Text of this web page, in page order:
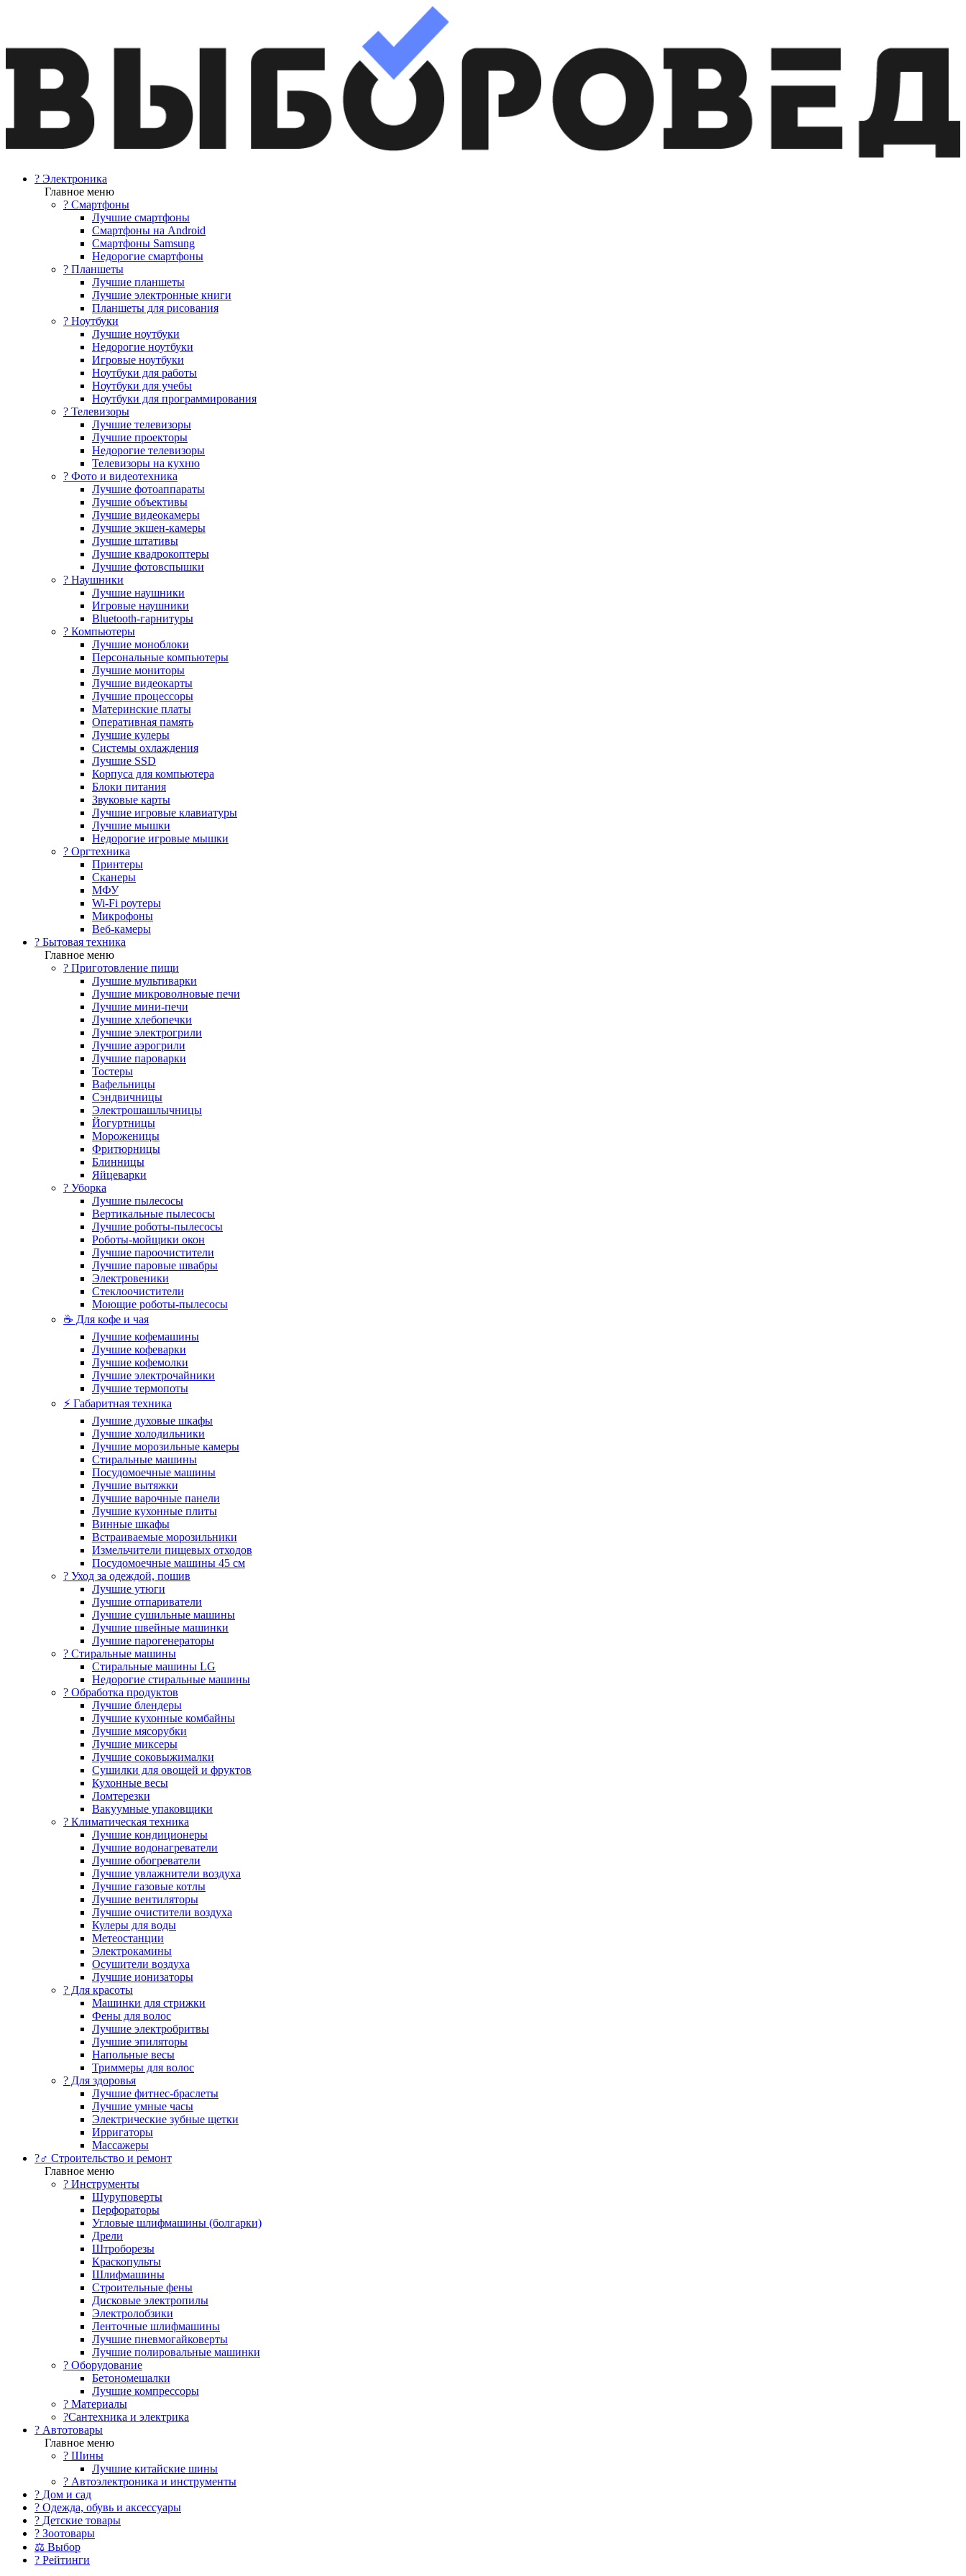
? Электроника
Главное меню
? Смартфоны
Лучшие смартфоны
Смартфоны на Android
Смартфоны Samsung
Недорогие смартфоны
? Планшеты
Лучшие планшеты
Лучшие электронные книги
Планшеты для рисования
? Ноутбуки
Лучшие ноутбуки
Недорогие ноутбуки
Игровые ноутбуки
Ноутбуки для работы
Ноутбуки для учебы
Ноутбуки для программирования
? Телевизоры
Лучшие телевизоры
Лучшие проекторы
Недорогие телевизоры
Телевизоры на кухню
? Фото и видеотехника
Лучшие фотоаппараты
Лучшие объективы
Лучшие видеокамеры
Лучшие экшен-камеры
Лучшие штативы
Лучшие квадрокоптеры
Лучшие фотовспышки
? Наушники
Лучшие наушники
Игровые наушники
Bluetooth-гарнитуры
?️ Компьютеры
Лучшие моноблоки
Персональные компьютеры
Лучшие мониторы
Лучшие видеокарты
Лучшие процессоры
Материнские платы
Оперативная память
Лучшие кулеры
Системы охлаждения
Лучшие SSD
Корпуса для компьютера
Блоки питания
Звуковые карты
Лучшие игровые клавиатуры
Лучшие мышки
Недорогие игровые мышки
?️ Оргтехника
Принтеры
Сканеры
МФУ
Wi-Fi роутеры
Микрофоны
Веб-камеры
? Бытовая техника
Главное меню
? Приготовление пищи
Лучшие мультиварки
Лучшие микроволновые печи
Лучшие мини-печи
Лучшие хлебопечки
Лучшие электрогрили
Лучшие аэрогрили
Лучшие пароварки
Тостеры
Вафельницы
Сэндвичницы
Электрошашлычницы
Йогуртницы
Мороженицы
Фритюрницы
Блинницы
Яйцеварки
? Уборка
Лучшие пылесосы
Вертикальные пылесосы
Лучшие роботы-пылесосы
Роботы-мойщики окон
Лучшие пароочистители
Лучшие паровые швабры
Электровеники
Стеклоочистители
Моющие роботы-пылесосы
☕ Для кофе и чая
Лучшие кофемашины
Лучшие кофеварки
Лучшие кофемолки
Лучшие электрочайники
Лучшие термопоты
⚡ Габаритная техника
Лучшие духовые шкафы
Лучшие холодильники
Лучшие морозильные камеры
Стиральные машины
Посудомоечные машины
Лучшие вытяжки
Лучшие варочные панели
Лучшие кухонные плиты
Винные шкафы
Встраиваемые морозильники
Измельчители пищевых отходов
Посудомоечные машины 45 см
? Уход за одеждой, пошив
Лучшие утюги
Лучшие отпариватели
Лучшие сушильные машины
Лучшие швейные машинки
Лучшие парогенераторы
? Стиральные машины
Стиральные машины LG
Недорогие стиральные машины
? Обработка продуктов
Лучшие блендеры
Лучшие кухонные комбайны
Лучшие мясорубки
Лучшие миксеры
Лучшие соковыжималки
Сушилки для овощей и фруктов
Кухонные весы
Ломтерезки
Вакуумные упаковщики
?️ Климатическая техника
Лучшие кондиционеры
Лучшие водонагреватели
Лучшие обогреватели
Лучшие увлажнители воздуха
Лучшие газовые котлы
Лучшие вентиляторы
Лучшие очистители воздуха
Кулеры для воды
Метеостанции
Электрокамины
Осушители воздуха
Лучшие ионизаторы
? Для красоты
Машинки для стрижки
Фены для волос
Лучшие электробритвы
Лучшие эпиляторы
Напольные весы
Триммеры для волос
? Для здоровья
Лучшие фитнес-браслеты
Лучшие умные часы
Электрические зубные щетки
Ирригаторы
Массажеры
?‍♂️ Строительство и ремонт
Главное меню
?️ Инструменты
Шуруповерты
Перфораторы
Угловые шлифмашины (болгарки)
Дрели
Штроборезы
Краскопульты
Шлифмашины
Строительные фены
Дисковые электропилы
Электролобзики
Ленточные шлифмашины
Лучшие пневмогайковерты
Лучшие полировальные машинки
?️ Оборудование
Бетономешалки
Лучшие компрессоры
? Материалы
?Сантехника и электрика
? Автотовары
Главное меню
? Шины
Лучшие китайские шины
? Автоэлектроника и инструменты
? Дом и сад
? Одежда, обувь и аксессуары
? Детские товары
? Зоотовары
⚖ Выбор
? Рейтинги